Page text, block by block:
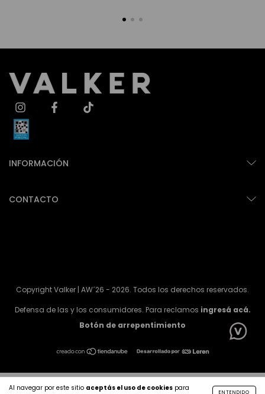
Al navegar por este sitio aceptás el uso de cookies para
ENTENDIDO
INFORMACIÓN
CONTACTO
Copyright Valker | AW´26 - 2026. Todos los derechos reservados.
Defensa de las y los consumidores. Para reclamos ingresá acá.
Botón de arrepentimiento